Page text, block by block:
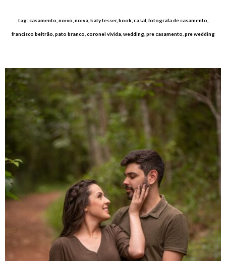
tag: casamento, noivo, noiva, katy tesser, book, casal, fotografa de casamento,
francisco beltrão, pato branco, coronel vivida, wedding, pre casamento, pre wedding